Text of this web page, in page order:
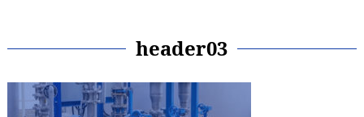
header03